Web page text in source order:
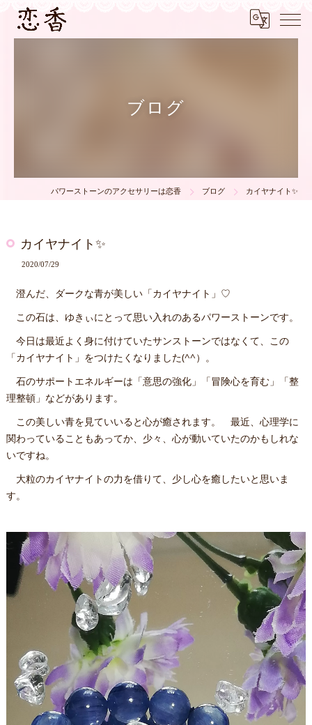
ブログ
パワーストーンのアクセサリーは恋香 ブログ カイヤナイト✨
カイヤナイト✨
2020/07/29
澄んだ、ダークな青が美しい「カイヤナイト」♡
この石は、ゆきぃにとって思い入れのあるパワーストーンです。
今日は最近よく身に付けていたサンストーンではなくて、この
「カイヤナイト」をつけたくなりました(^^）。
石のサポートエネルギーは「意思の強化」「冒険心を育む」「整
理整頓」などがあります。
この美しい青を見ていいると心が癒されます。 最近、心理学に
関わっていることもあってか、少々、心が動いていたのかもしれな
いですね。
大粒のカイヤナイトの力を借りて、少し心を癒したいと思いま
す。